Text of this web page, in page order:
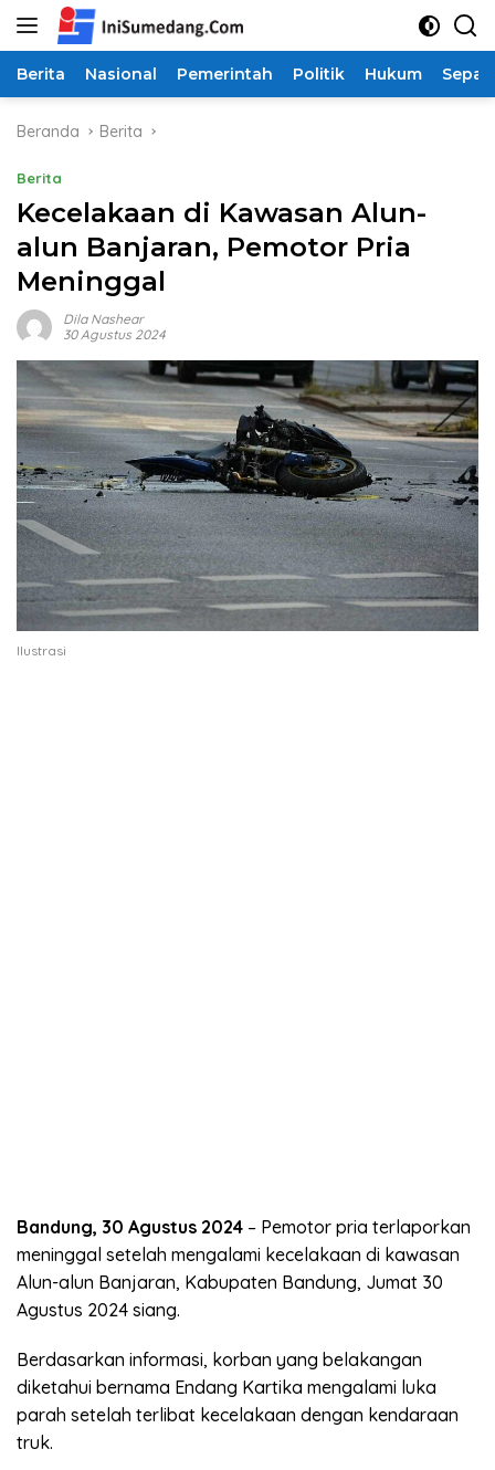
Langsung
Berita Nasional Pemerintah Politik Hukum
Beranda Berita
Berita
Kecelakaan di Kawasan Alun-
alun Banjaran, Pemotor Pria
Meninggal
Dila Nashear
30 Agustus 2024
Ilustrasi
Bandung, 30 Agustus 2024 – Pemotor pria terlaporkan
meninggal setelah mengalami kecelakaan di kawasan
Alun-alun Banjaran, Kabupaten Bandung, Jumat 30
Agustus 2024 siang.
Berdasarkan informasi, korban yang belakangan
diketahui bernama Endang Kartika mengalami luka
parah setelah terlibat kecelakaan dengan kendaraan
truk.